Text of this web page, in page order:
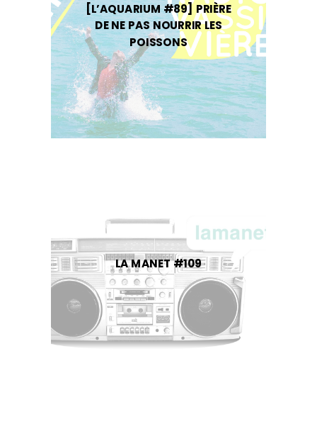
[L’AQUARIUM #89] PRIÈRE
DE NE PAS NOURRIR LES
POISSONS
LA MANET #109